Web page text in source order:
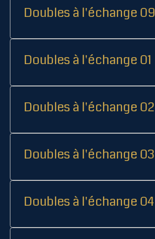
Doubles à l'échange 09
Doubles à l'échange 01
Doubles à l'échange 02
Doubles à l'échange 03
Doubles à l'échange 04